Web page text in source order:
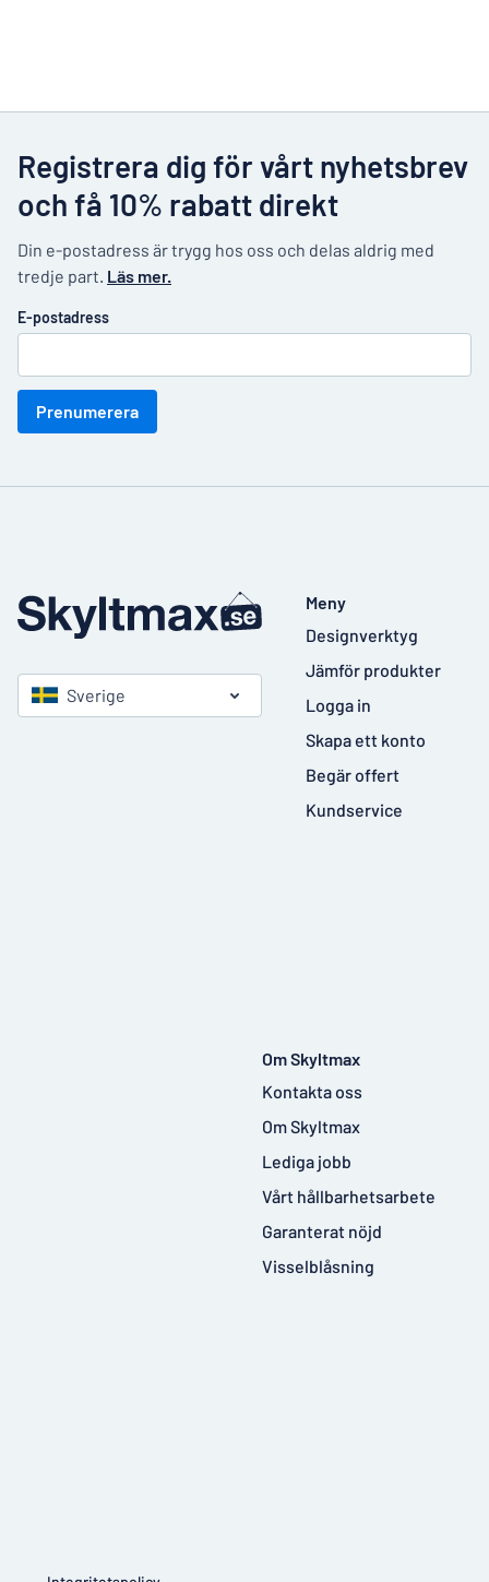
Registrera dig för vårt nyhetsbrev
och få 10% rabatt direkt
Din e-postadress är trygg hos oss och delas aldrig med
tredje part. Läs mer.
E-postadress
Prenumerera
Sverige
Meny
Designverktyg
Jämför produkter
Logga in
Skapa ett konto
Begär offert
Kundservice
Om Skyltmax
Kontakta oss
Om Skyltmax
Lediga jobb
Vårt hållbarhetsarbete
Garanterat nöjd
Visselblåsning